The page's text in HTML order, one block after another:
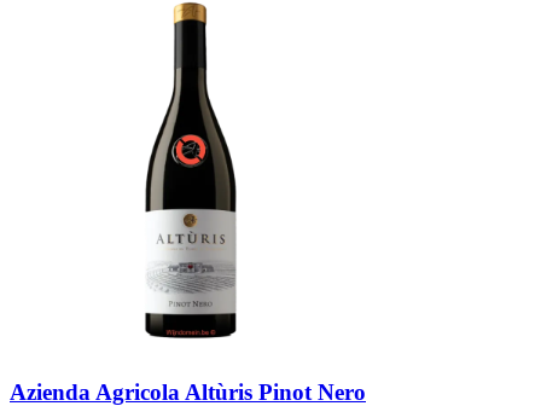
Azienda Agricola Altùris Pinot Nero